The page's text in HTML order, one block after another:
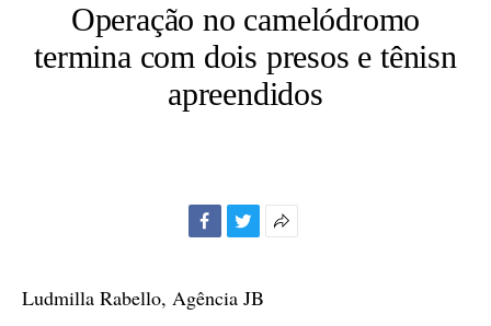
Operação no camelódromo
termina com dois presos e tênisn
apreendidos
Ludmilla Rabello, Agência JB